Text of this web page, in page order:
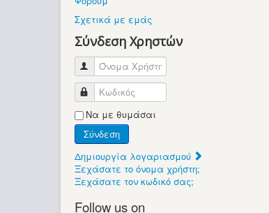
Σχετικά με εμάς
Σύνδεση Χρηστών
Όνομα Χρήστη
Κωδικός
Να με θυμάσαι
Σύνδεση
Δημιουργία λογαριασμού
Ξεχάσατε το όνομα χρήστη;
Ξεχάσατε τον κωδικό σας;
Follow us on